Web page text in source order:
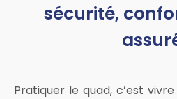
sécurité,
Pratiquer le quad, c’est